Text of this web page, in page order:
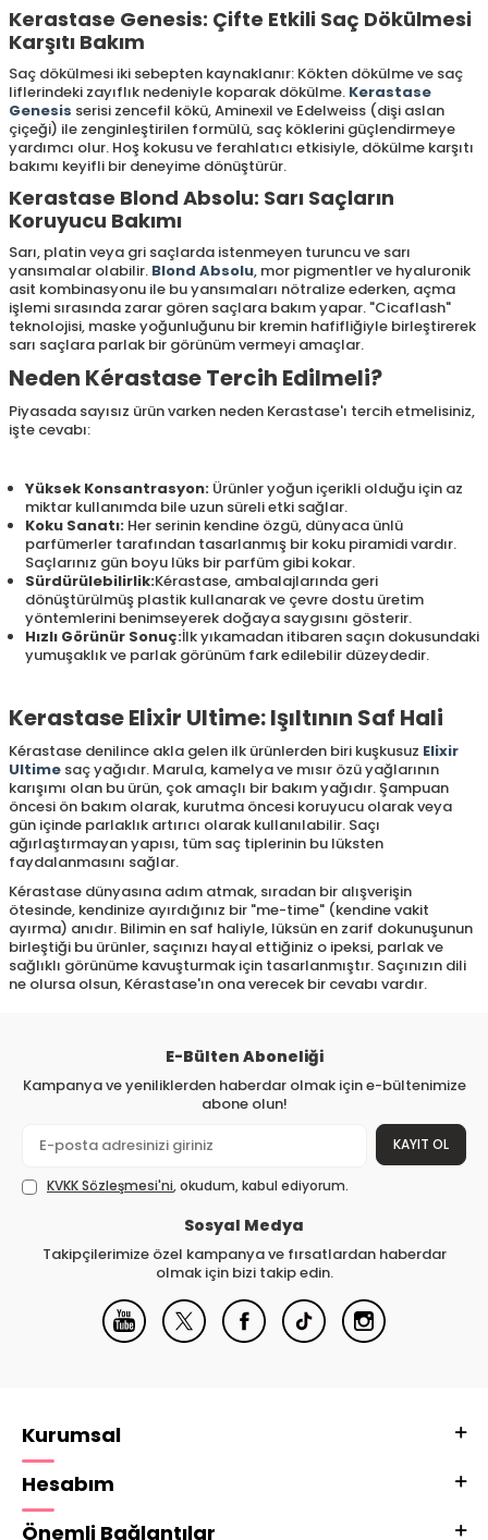
Kerastase Genesis: Çifte Etkili Saç Dökülmesi
Karşıtı Bakım
Saç dökülmesi iki sebepten kaynaklanır: Kökten dökülme ve saç
liflerindeki zayıflık nedeniyle koparak dökülme. Kerastase
Genesis serisi zencefil kökü, Aminexil ve Edelweiss (dişi aslan
çiçeği) ile zenginleştirilen formülü, saç köklerini güçlendirmeye
yardımcı olur. Hoş kokusu ve ferahlatıcı etkisiyle, dökülme karşıtı
bakımı keyifli bir deneyime dönüştürür.
Kerastase Blond Absolu: Sarı Saçların
Koruyucu Bakımı
Sarı, platin veya gri saçlarda istenmeyen turuncu ve sarı
yansımalar olabilir. Blond Absolu, mor pigmentler ve hyaluronik
asit kombinasyonu ile bu yansımaları nötralize ederken, açma
işlemi sırasında zarar gören saçlara bakım yapar. "Cicaflash"
teknolojisi, maske yoğunluğunu bir kremin hafifliğiyle birleştirerek
sarı saçlara parlak bir görünüm vermeyi amaçlar.
Neden Kérastase Tercih Edilmeli?
Piyasada sayısız ürün varken neden Kerastase'ı tercih etmelisiniz,
işte cevabı:
Yüksek Konsantrasyon: Ürünler yoğun içerikli olduğu için az
miktar kullanımda bile uzun süreli etki sağlar.
Koku Sanatı: Her serinin kendine özgü, dünyaca ünlü
parfümerler tarafından tasarlanmış bir koku piramidi vardır.
Saçlarınız gün boyu lüks bir parfüm gibi kokar.
Sürdürülebilirlik:Kérastase, ambalajlarında geri
dönüştürülmüş plastik kullanarak ve çevre dostu üretim
yöntemlerini benimseyerek doğaya saygısını gösterir.
Hızlı Görünür Sonuç:İlk yıkamadan itibaren saçın dokusundaki
yumuşaklık ve parlak görünüm fark edilebilir düzeydedir.
Kerastase Elixir Ultime: Işıltının Saf Hali
Kérastase denilince akla gelen ilk ürünlerden biri kuşkusuz Elixir
Ultime saç yağıdır. Marula, kamelya ve mısır özü yağlarının
karışımı olan bu ürün, çok amaçlı bir bakım yağıdır. Şampuan
öncesi ön bakım olarak, kurutma öncesi koruyucu olarak veya
gün içinde parlaklık artırıcı olarak kullanılabilir. Saçı
ağırlaştırmayan yapısı, tüm saç tiplerinin bu lüksten
faydalanmasını sağlar.
Kérastase dünyasına adım atmak, sıradan bir alışverişin
ötesinde, kendinize ayırdığınız bir "me-time" (kendine vakit
ayırma) anıdır. Bilimin en saf haliyle, lüksün en zarif dokunuşunun
birleştiği bu ürünler, saçınızı hayal ettiğiniz o ipeksi, parlak ve
sağlıklı görünüme kavuşturmak için tasarlanmıştır. Saçınızın dili
ne olursa olsun, Kérastase'ın ona verecek bir cevabı vardır.
E-Bülten Aboneliği
Kampanya ve yeniliklerden haberdar olmak için e-bültenimize
abone olun!
KAYIT OL
KVKK Sözleşmesi'ni, okudum, kabul ediyorum.
Sosyal Medya
Takipçilerimize özel kampanya ve fırsatlardan haberdar
olmak için bizi takip edin.
Kurumsal
Hesabım
Önemli Bağlantılar